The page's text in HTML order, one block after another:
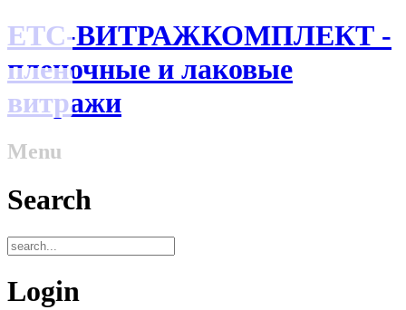
ЕТС-ВИТРАЖКОМПЛЕКТ -
пленочные и лаковые
витражи
Menu
Search
Login